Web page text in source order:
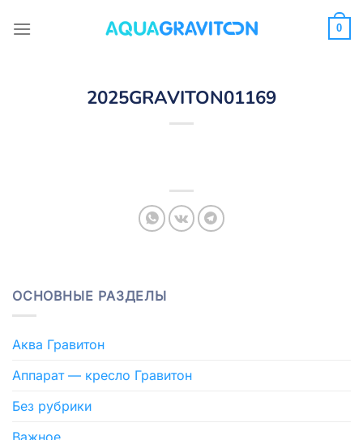
0
2025GRAVITON01169
ОСНОВНЫЕ РАЗДЕЛЫ
Аква Гравитон
Аппарат — кресло Гравитон
Без рубрики